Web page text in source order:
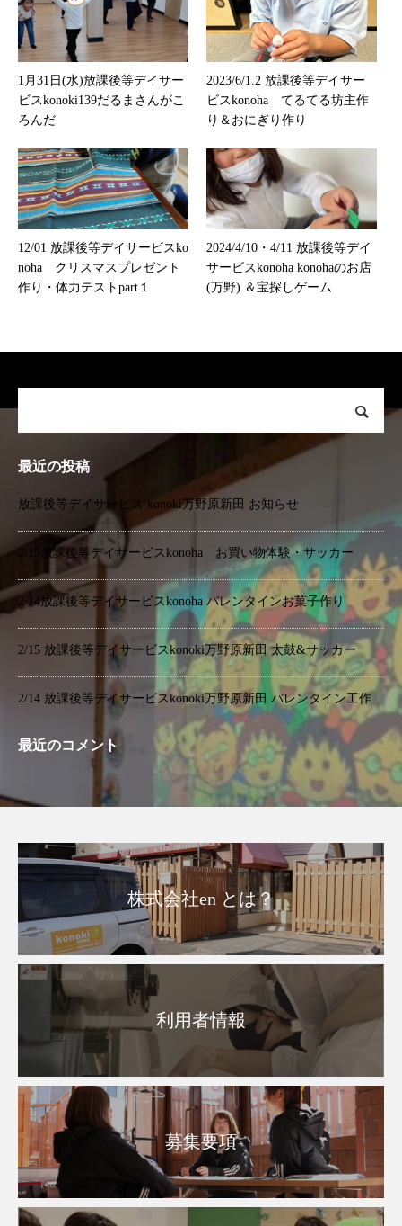
1月31日(水)放課後等デイサー
ビスkonoki139だるまさんがこ
ろんだ
2023/6/1.2 放課後等デイサー
ビスkonoha てるてる坊主作
り＆おにぎり作り
12/01 放課後等デイサービスko
noha クリスマスプレゼント
作り・体力テストpart１
2024/4/10・4/11 放課後等デイ
サービスkonoha konohaのお店
(万野) ＆宝探しゲーム
最近の投稿
放課後等デイサービス konoki万野原新田 お知らせ
2/15放課後等デイサービスkonoha お買い物体験・サッカー
2/14放課後等デイサービスkonoha バレンタインお菓子作り
2/15 放課後等デイサービスkonoki万野原新田 太鼓&サッカー
2/14 放課後等デイサービスkonoki万野原新田 バレンタイン工作
最近のコメント
株式会社en とは？
利用者情報
募集要項